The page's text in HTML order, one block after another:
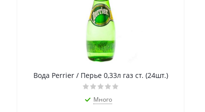
Вода Perrier / Перье 0,33л газ ст. (24шт.)
Много